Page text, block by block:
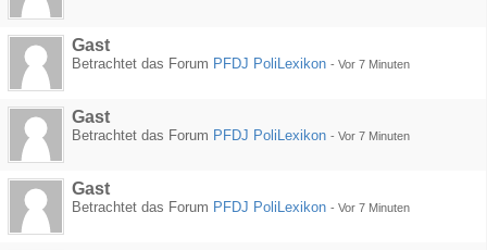
Gast
Betrachtet das Forum PFDJ PoliLexikon - Vor 7 Minuten
Gast
Betrachtet das Forum PFDJ PoliLexikon - Vor 7 Minuten
Gast
Betrachtet das Forum PFDJ PoliLexikon - Vor 7 Minuten